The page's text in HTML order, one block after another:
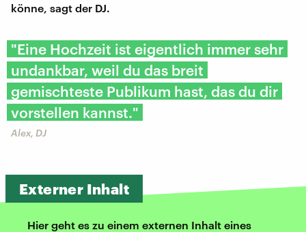
könne, sagt der DJ.
"Eine Hochzeit ist eigentlich immer sehr
undankbar, weil du das breit
gemischteste Publikum hast, das du dir
vorstellen kannst."
Alex, DJ
Externer Inhalt
Hier geht es zu einem externen Inhalt eines